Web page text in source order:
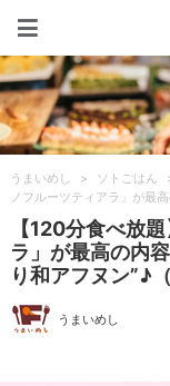
うまいめし > ソトごはん
ノフルーツティアラ」が最
【120分食べ放
ラ」が最高の内
り和アフヌン”♪
うまいめし